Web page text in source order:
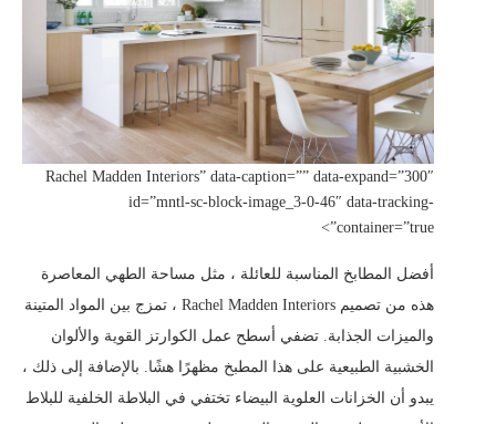
Rachel Madden Interiors” data-caption=”” data-expand=”300″
id=”mntl-sc-block-image_3-0-46″ data-tracking-
container=”true”>
أفضل المطابخ المناسبة للعائلة ، مثل مساحة الطهي المعاصرة
هذه من تصميم Rachel Madden Interiors ، تمزج بين المواد المتينة
والميزات الجذابة. تضفي أسطح عمل الكوارتز القوية والألوان
الخشبية الطبيعية على هذا المطبخ مظهرًا هشًا. بالإضافة إلى ذلك ،
يبدو أن الخزانات العلوية البيضاء تختفي في البلاطة الخلفية للبلاط